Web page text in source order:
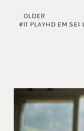
OLDER
#11 PLAYHD EM SEI